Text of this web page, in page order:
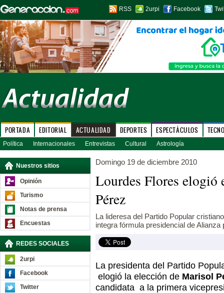
RSS 2urpi Facebook
PORTADA EDITORIAL ACTUALIDAD DEPORTES ESPECTÁCULOS
Política Internacionales Entrevistas Cultural Astrología
Nuestros sitios
Opinión
Turismo
Notas de prensa
Encuestas
REDES SOCIALES
2urpi
Facebook
Twitter
Domingo 19 de diciembre 2010
Lourdes Flores
Pérez
La lideresa del Partido Popular
integra fórmula presidencial de Alianza
La presidenta del Partido
elogió la elección de Marisol
candidata a la primera